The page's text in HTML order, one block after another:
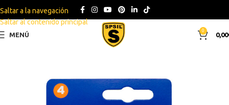
Saltar a la navegación
Saltar al contenido principal
MENÚ
0
0,00